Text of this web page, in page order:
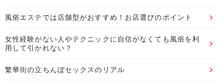
風俗エステでは店舗型がおすすめ！お店選びのポイント
女性経験がない人やテクニックに自信がなくても風俗を利
用して引かれない？
繁華街の立ちんぼセックスのリアル